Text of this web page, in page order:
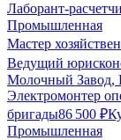
Лаборант-
Промышленная
Мастер
Ведущий
Молочный Завод,
Электромонтер
бригады86 500 ₽
Промышленная